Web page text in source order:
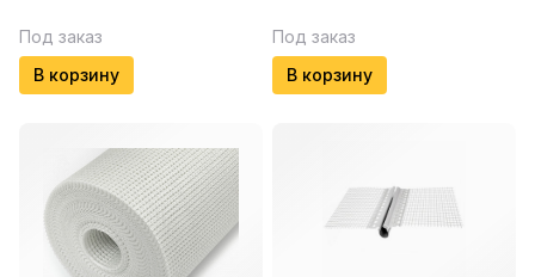
Под заказ
В корзину
Под заказ
В корзину